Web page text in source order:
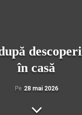
în casă
Pe 28 mai 2026